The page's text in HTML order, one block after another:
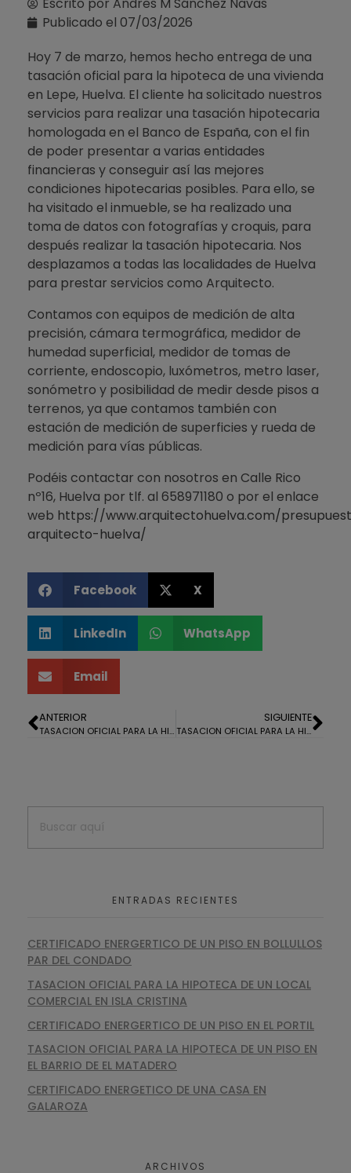
Publicado el 07/03/2026
Hoy 7 de marzo, hemos hecho entrega de una
tasación oficial para la hipoteca de una vivienda
en Lepe, Huelva. El cliente ha solicitado nuestros
servicios para realizar una tasación hipotecaria
homologada en el Banco de España, con el fin
de poder presentar a varias entidades
financieras y conseguir así las mejores
condiciones hipotecarias posibles. Para ello, se
ha visitado el inmueble, se ha realizado una
toma de datos con fotografías y croquis, para
después realizar la tasación hipotecaria. Nos
desplazamos a todas las localidades de Huelva
para prestar servicios como Arquitecto.
Contamos con equipos de medición de alta
precisión, cámara termográfica, medidor de
humedad superficial, medidor de tomas de
corriente, endoscopio, luxómetros, metro laser,
sonómetro y posibilidad de medir desde pisos a
terrenos, ya que contamos también con
estación de medición de superficies y rueda de
medición para vías públicas.
Podéis contactar con nosotros en Calle Rico
nº16, Huelva por tlf. al 658971180 o por el enlace
web https://www.arquitectohuelva.com/
arquitecto-huelva/
Facebook X
LinkedIn WhatsApp
Email
ANTERIOR
TASACION OFICIAL PARA LA HIPOTECA DE UN ADOSADO EN ISLANTILLA
SIGUIENTE
TASACION OFICIAL PARA LA HIPOTECA DE UN PISO EN LA HISPANIDAD
ENTRADAS RECIENTES
CERTIFICADO ENERGERTICO DE UN PISO EN BOLLULLOS
PAR DEL CONDADO
TASACION OFICIAL PARA LA HIPOTECA DE UN LOCAL
COMERCIAL EN ISLA CRISTINA
CERTIFICADO ENERGERTICO DE UN PISO EN EL PORTIL
TASACION OFICIAL PARA LA HIPOTECA DE UN PISO EN
EL BARRIO DE EL MATADERO
CERTIFICADO ENERGETICO DE UNA CASA EN
GALAROZA
ARCHIVOS